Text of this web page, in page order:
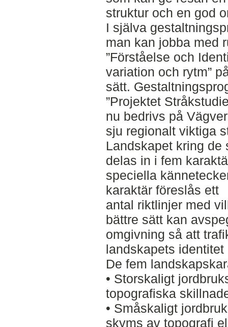
struktur och en god
I själva
man kan jobba med
”Förståelse och
variation och rytm”
sätt.
”Projektet
nu bedrivs på
sju regionalt viktiga
Landskapet kring
delas in i fem
speciella
karaktär föreslås ett
antal riktlinjer med
bättre sätt kan
omgivning så att
landskapets
De fem
• Storskaligt
topografiska
• Småskaligt
skyms av topografi